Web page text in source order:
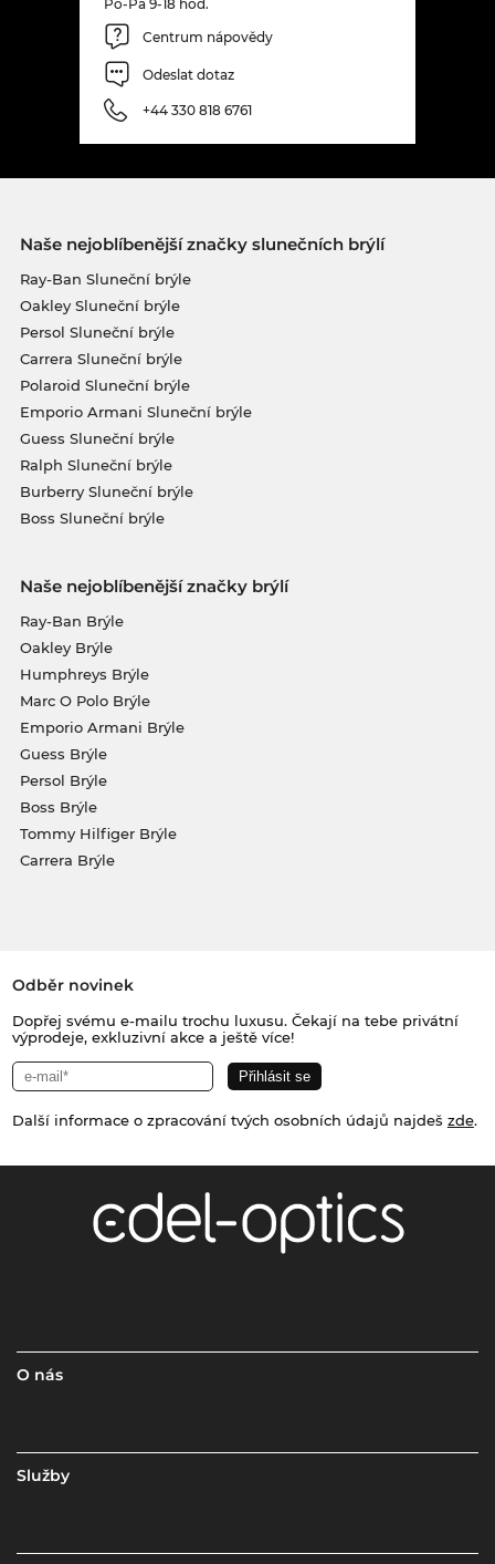
Po-Pá 9-18 hod.
Centrum nápovědy
Odeslat dotaz
+44 330 818 6761
Naše nejoblíbenější značky slunečních brýlí
Ray-Ban Sluneční brýle
Oakley Sluneční brýle
Persol Sluneční brýle
Carrera Sluneční brýle
Polaroid Sluneční brýle
Emporio Armani Sluneční brýle
Guess Sluneční brýle
Ralph Sluneční brýle
Burberry Sluneční brýle
Boss Sluneční brýle
Naše nejoblíbenější značky brýlí
Ray-Ban Brýle
Oakley Brýle
Humphreys Brýle
Marc O Polo Brýle
Emporio Armani Brýle
Guess Brýle
Persol Brýle
Boss Brýle
Tommy Hilfiger Brýle
Carrera Brýle
Odběr novinek
Dopřej svému e-mailu trochu luxusu. Čekají na tebe privátní
výprodeje, exkluzivní akce a ještě více!
Další informace o zpracování tvých osobních údajů najdeš zde.
O nás
Služby